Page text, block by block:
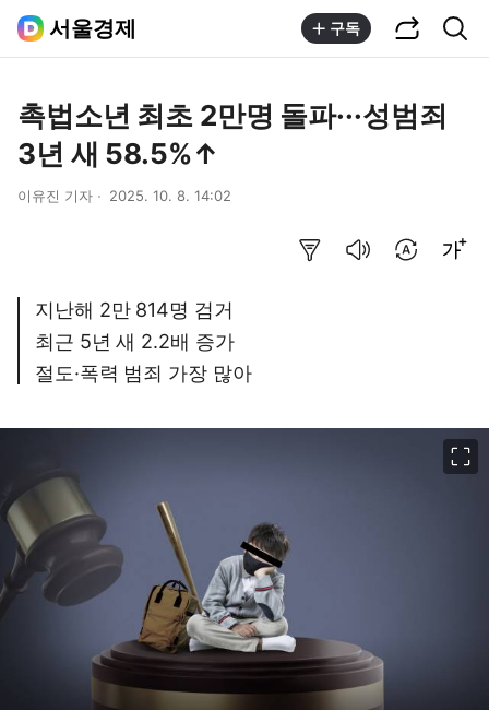
서울경제 구독
촉법소년 최초 2만명 돌파···성범죄
3년 새 58.5%↑
이유진 기자 2025. 10. 8. 14:02
지난해 2만 814명 검거
최근 5년 새 2.2배 증가
절도·폭력 범죄 가장 많아